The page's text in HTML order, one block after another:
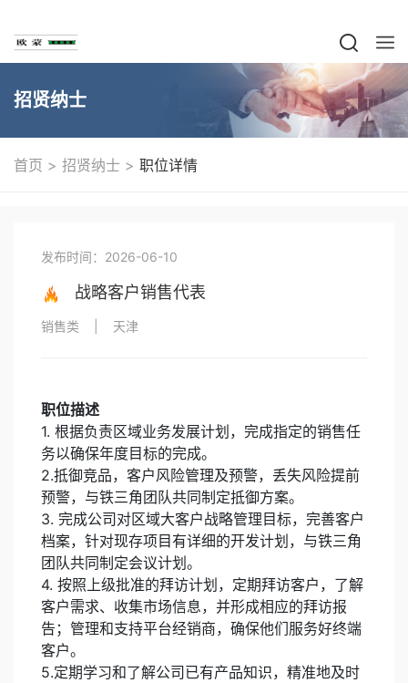
招贤纳士
首页 > 招贤纳士 > 职位详情
发布时间：2026-06-10
战略客户销售代表
销售类 天津
职位描述
1. 根据负责区域业务发展计划，完成指定的销售任
务以确保年度目标的完成。
2.抵御竞品，客户风险管理及预警，丢失风险提前
预警，与铁三角团队共同制定抵御方案。
3. 完成公司对区域大客户战略管理目标，完善客户
档案，针对现存项目有详细的开发计划，与铁三角
团队共同制定会议计划。
4. 按照上级批准的拜访计划，定期拜访客户，了解
客户需求、收集市场信息，并形成相应的拜访报
告；管理和支持平台经销商，确保他们服务好终端
客户。
5.定期学习和了解公司已有产品知识，精准地及时